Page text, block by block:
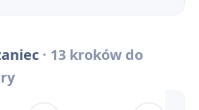
· 13 kroków do
- motywy literackie